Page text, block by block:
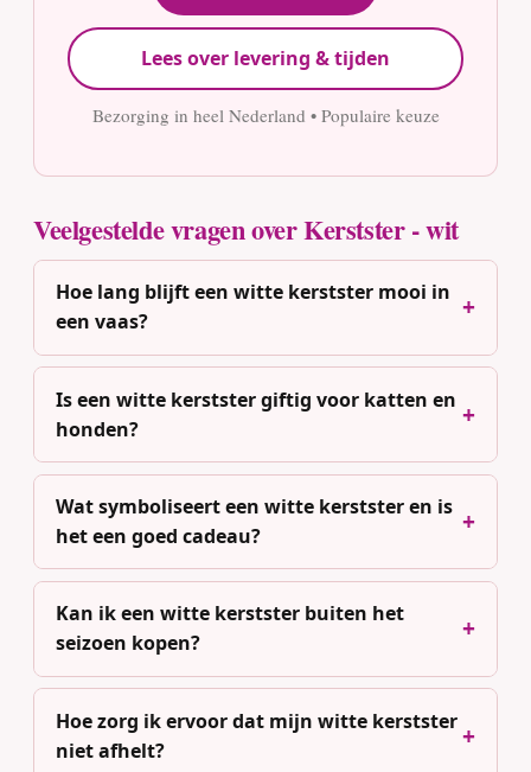
Lees over levering & tijden
Bezorging in heel Nederland • Populaire keuze
Veelgestelde vragen over Kerstster - wit
Hoe lang blijft een witte kerstster mooi in
een vaas?
Is een witte kerstster giftig voor katten en
honden?
Wat symboliseert een witte kerstster en is
het een goed cadeau?
Kan ik een witte kerstster buiten het
seizoen kopen?
Hoe zorg ik ervoor dat mijn witte kerstster
niet afhelt?